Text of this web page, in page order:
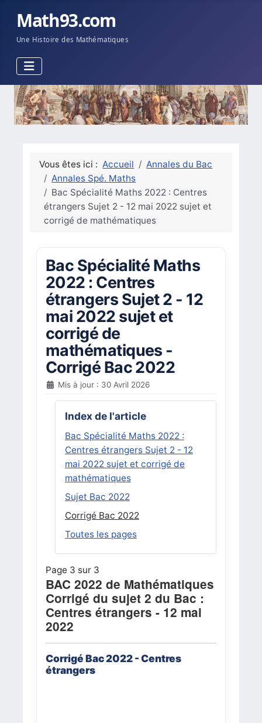
Math93.com
Une Histoire des Mathématiques
Vous êtes ici : Accueil
Annales du Bac
Annales Spé. Maths
Bac Spécialité Maths 2022 : Centres
étrangers Sujet 2 - 12 mai 2022 sujet et
corrigé de mathématiques
Bac Spécialité Maths
2022 : Centres
étrangers Sujet 2 - 12
mai 2022 sujet et
corrigé de
mathématiques -
Corrigé Bac 2022
Mis à jour : 30 Avril 2026
Index de l'article
Bac Spécialité Maths 2022 :
Centres étrangers Sujet 2 - 12
mai 2022 sujet et corrigé de
mathématiques
Sujet Bac 2022
Corrigé Bac 2022
Toutes les pages
Page 3 sur 3
BAC 2022 de Mathématiques
Corrigé du sujet 2 du Bac :
Centres étrangers - 12 mai
2022
Corrigé Bac 2022 - Centres
étrangers